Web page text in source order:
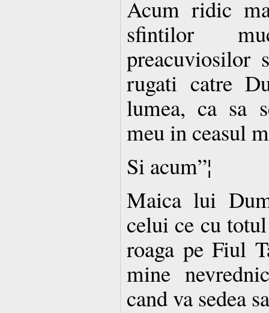
Acum ridic
sfintilor
rugati catre
lumea, ca sa
meu in ceasul
Si acum”¦
Maica lui
celui ce cu
roaga pe Fiul
mine
cand va sedea